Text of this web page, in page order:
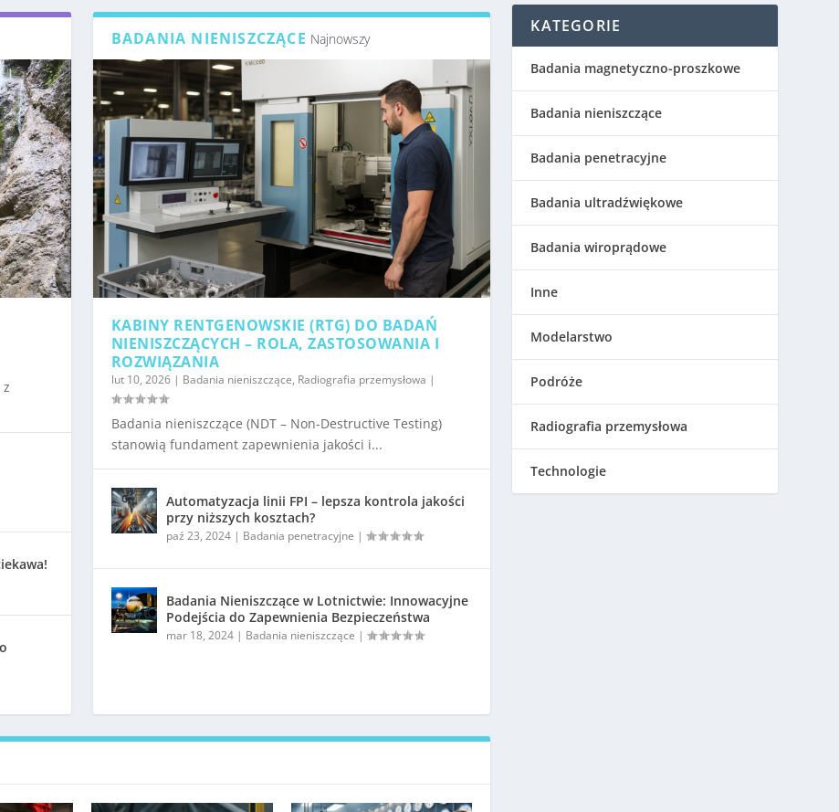
BADANIA NIENISZCZĄCE Najnowszy
KABINY RENTGENOWSKIE (RTG) DO BADAŃ
NIENISZCZĄCYCH – ROLA, ZASTOSOWANIA I
ROZWIĄZANIA
lut 10, 2026| Badania nieniszczące, Radiografia przemysłowa |
Badania nieniszczące (NDT – Non-Destructive Testing)
stanowią fundament zapewnienia jakości i...
Automatyzacja linii FPI – lepsza kontrola jakości
przy niższych kosztach?
paź 23, 2024| Badania penetracyjne |
Badania Nieniszczące w Lotnictwie: Innowacyjne
Podejścia do Zapewnienia Bezpieczeństwa
mar 18, 2024| Badania nieniszczące |
KATEGORIE
Badania magnetyczno-proszkowe
Badania nieniszczące
Badania penetracyjne
Badania ultradźwiękowe
Badania wiroprądowe
Inne
Modelarstwo
Podróże
Radiografia przemysłowa
Technologie